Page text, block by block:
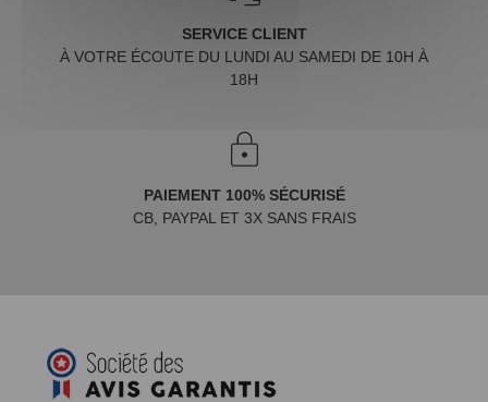
SERVICE CLIENT
À VOTRE ÉCOUTE DU LUNDI AU SAMEDI DE 10H À
18H
PAIEMENT 100% SÉCURISÉ
CB, PAYPAL ET 3X SANS FRAIS